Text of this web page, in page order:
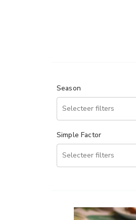
Season
Simple Factor